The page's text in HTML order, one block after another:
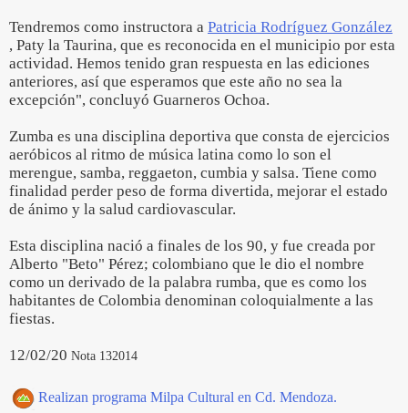
Tendremos como instructora a Patricia Rodríguez González
, Paty la Taurina, que es reconocida en el municipio por esta
actividad. Hemos tenido gran respuesta en las ediciones
anteriores, así que esperamos que este año no sea la
excepción", concluyó Guarneros Ochoa.
Zumba es una disciplina deportiva que consta de ejercicios
aeróbicos al ritmo de música latina como lo son el
merengue, samba, reggaeton, cumbia y salsa. Tiene como
finalidad perder peso de forma divertida, mejorar el estado
de ánimo y la salud cardiovascular.
Esta disciplina nació a finales de los 90, y fue creada por
Alberto "Beto" Pérez; colombiano que le dio el nombre
como un derivado de la palabra rumba, que es como los
habitantes de Colombia denominan coloquialmente a las
fiestas.
12/02/20 Nota 132014
Realizan programa Milpa Cultural en Cd. Mendoza.